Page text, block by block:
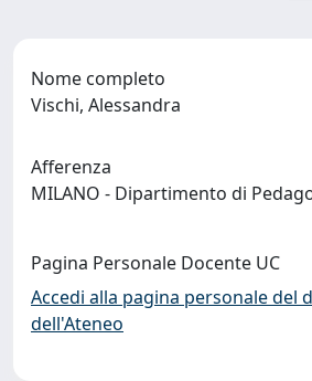
Nome completo
Vischi, Alessandra
Afferenza
MILANO - Dipartimento di
Pagina Personale Docente UC
Accedi alla pagina personale del
dell'Ateneo